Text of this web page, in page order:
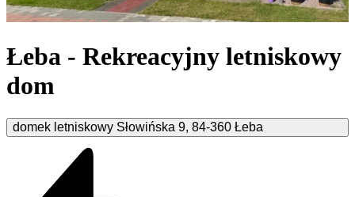
Łeba - Rekreacyjny letniskowy
dom
domek letniskowy Słowińska 9, 84-360 Łeba